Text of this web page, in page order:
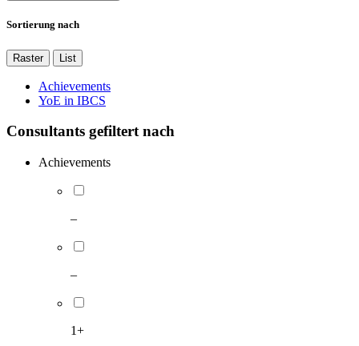
Sortierung nach
Raster List
Achievements
YoE in IBCS
Consultants gefiltert nach
Achievements
–
–
1+